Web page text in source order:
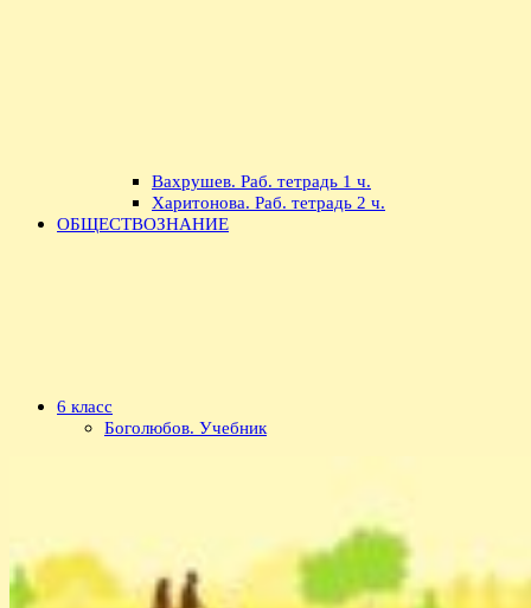
Вахрушев. Раб. тетрадь 1 ч.
Харитонова. Раб. тетрадь 2 ч.
ОБЩЕСТВОЗНАНИЕ
6 класс
Боголюбов. Учебник